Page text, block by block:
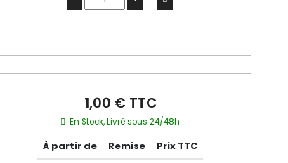
1,00 € TTC
En Stock, Livré sous 24/48h
À partir de Remise
Prix TTC